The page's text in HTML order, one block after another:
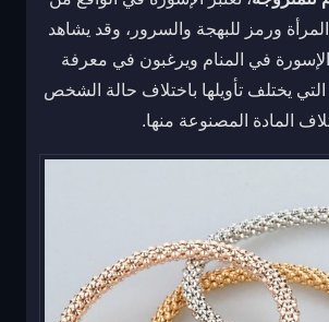
ورمز للبهجة والسرور، وقد يشاهد
الإسورة في المنام ويرغبون في معرفة
يختلف تأويلها باختلاف حالة الشخص
المادة المصنوعة منها.